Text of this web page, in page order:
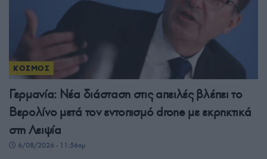
ΚΟΣΜΟΣ
Γερμανία: Νέα διάσταση στις απειλές βλέπει το
Βερολίνο μετά τον εντοπισμό drone με εκρηκτικά
στη Λειψία
6/08/2026 - 11:56πμ